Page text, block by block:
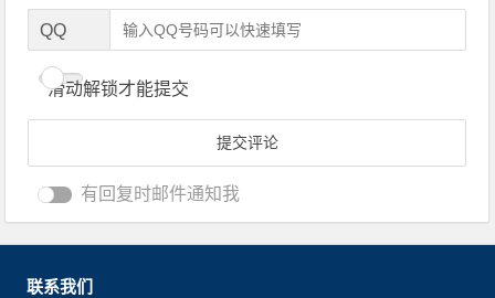
QQ
滑动解锁才能提交
有回复时邮件通知我
联系我们